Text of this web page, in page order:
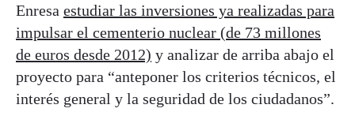
Enresa estudiar las inversiones ya realizadas para
impulsar el cementerio nuclear (de 73 millones
de euros desde 2012) y analizar de arriba abajo el
proyecto para “anteponer los criterios técnicos, el
interés general y la seguridad de los ciudadanos”.